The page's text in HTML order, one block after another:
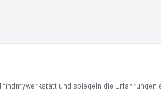
und spiegeln die Erfahrungen